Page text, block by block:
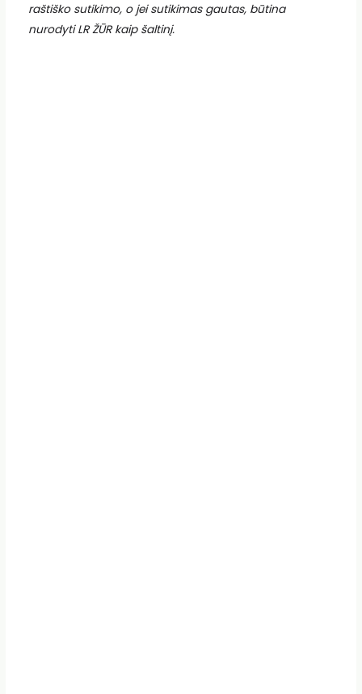
raštiško sutikimo, o jei sutikimas gautas, būtina
nurodyti LR ŽŪR kaip šaltinį.